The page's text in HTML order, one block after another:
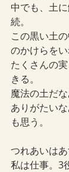
中でも、土
続。
この黒い土
のかけらを
たくさんの
きる。
魔法の土だな
ありがたい
も思う。
つれあいはあ
私は仕事。3